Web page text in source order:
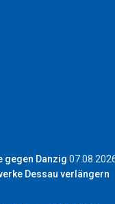
gegen Danzig
Dessau verlängern